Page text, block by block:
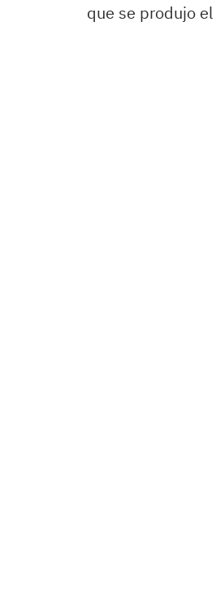
que se produjo